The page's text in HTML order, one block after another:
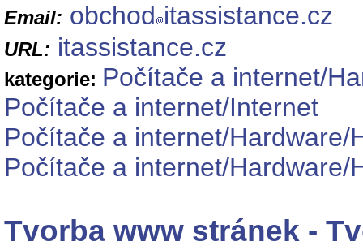
Email: obchod itassistance.cz
URL: itassistance.cz
kategorie: Počítače a internet/
Počítače a internet/Internet
Počítače a internet/Hardware/
Počítače a internet/
Tvorba www stránek -